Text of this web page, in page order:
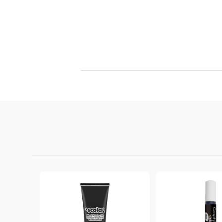
VERSAMAGIC - Chalk ink,
Тебеширено мастило
BRILLIANCE - Пигментно мастило